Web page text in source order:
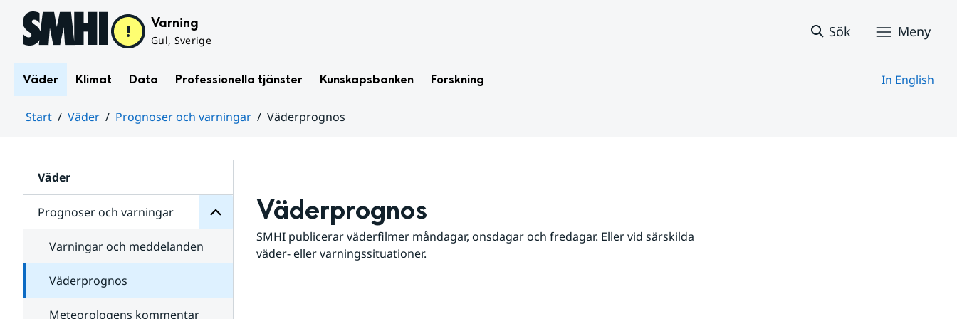
Hoppa till sidans innehåll Varning
Gul, Sverige
Sök Meny
Väder Klimat Data Professionella tjänster Kunskapsbanken Forskning In English
Start Väder Prognoser och varningar
Väderprognos
Väder
Prognoser och varningar
för
varningar
Varningar och meddelanden
Väderprognos
Meteorologens kommentar
Väderprognos
SMHI publicerar väderfilmer måndagar, onsdagar och fredagar. Eller vid särskilda
väder- eller varningssituationer.